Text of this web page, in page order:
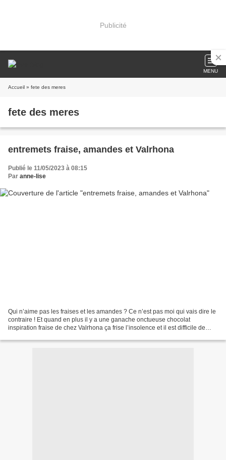
Publicité
MENU
Accueil » fete des meres
fete des meres
entremets fraise, amandes et Valrhona
Publié le 11/05/2023 à 08:15
Par anne-lise
Qui n’aime pas les fraises et les amandes ? Ce n’est pas moi qui vais dire le
contraire ! Et quand en plus il y a une ganache onctueuse chocolat
inspiration fraise de chez Valrhona ça frise l’insolence et il est difficile de